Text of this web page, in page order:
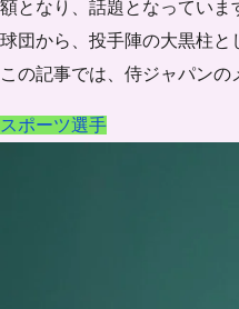
額となり、話題となってい
球団から、投手陣の大黒柱と
この記事では、侍ジャパン
スポーツ選手